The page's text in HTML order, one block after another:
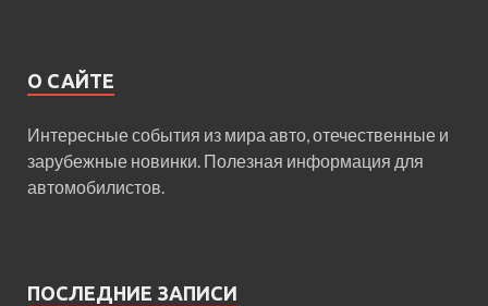
О САЙТЕ
Интересные события из мира авто, отечественные и
зарубежные новинки. Полезная информация для
автомобилистов.
ПОСЛЕДНИЕ ЗАПИСИ